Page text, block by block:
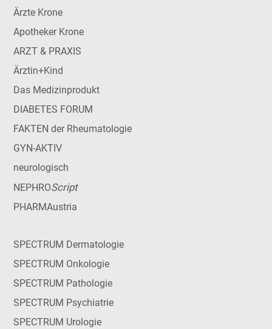
Ärzte Krone
Apotheker Krone
ARZT & PRAXIS
Ärztin+Kind
Das Medizinprodukt
DIABETES FORUM
FAKTEN der Rheumatologie
GYN-AKTIV
neurologisch
NEPHROScript
PHARMAustria
SPECTRUM Dermatologie
SPECTRUM Onkologie
SPECTRUM Pathologie
SPECTRUM Psychiatrie
SPECTRUM Urologie